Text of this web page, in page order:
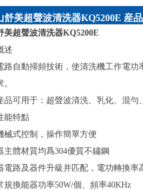
舒美超聲波清洗器KQ5200E 産
美超聲波清洗器KQ5200E
述
路自動掃頻技術，使清洗機工作電
品可用于：超聲波清洗、乳化、混
能特點
械式控制，操作簡單方便
主體材質均爲304優質不鏽鋼
電路及器件升級并匹配，電功轉換率
規換能器功率50W/個、頻率40KHz